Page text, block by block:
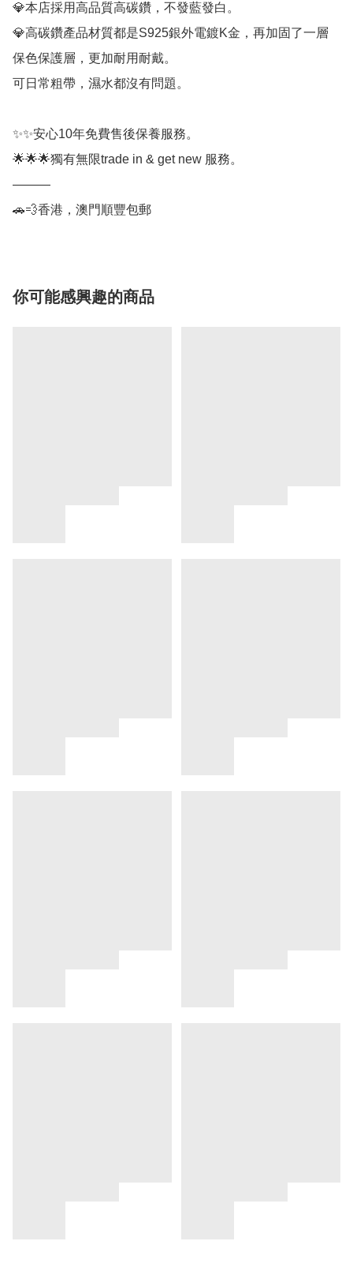
💎本店採用高品質高碳鑽，不發藍發白。
💎高碳鑽產品材質都是S925銀外電鍍K金，再加固了一層
保色保護層，更加耐用耐戴。
可日常粗帶，濕水都沒有問題。
✨✨安心10年免費售後保養服務。
🌟🌟🌟獨有無限trade in & get new 服務。
———
🚗💨香港，澳門順豐包郵
你可能感興趣的商品